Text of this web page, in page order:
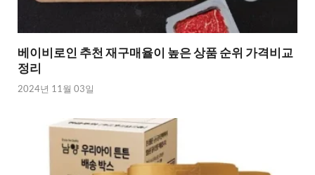
베이비로인 추천 재구매율이 높은 상품 순위 가격비교
정리
2024년 11월 03일